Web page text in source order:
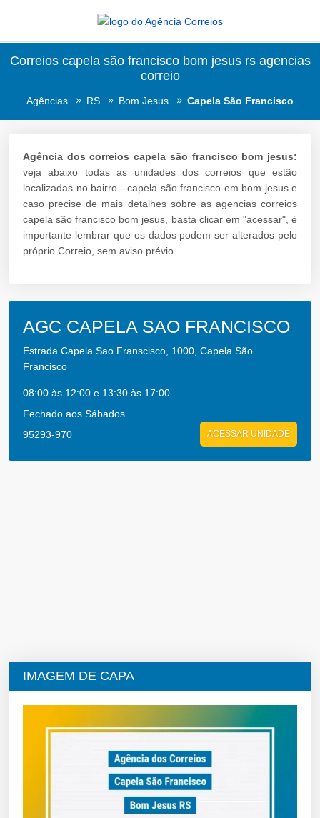
Correios capela são francisco bom jesus rs agencias
correio
Agências RS Bom Jesus Capela São Francisco
Agência dos correios capela são francisco bom jesus:
veja abaixo todas as unidades dos correios que estão
localizadas no bairro - capela são francisco em bom jesus e
caso precise de mais detalhes sobre as agencias correios
capela são francisco bom jesus, basta clicar em "acessar", é
importante lembrar que os dados podem ser alterados pelo
próprio Correio, sem aviso prévio.
AGC CAPELA SAO FRANCISCO
Estrada Capela Sao Franscisco, 1000, Capela São
Francisco
08:00 às 12:00 e 13:30 às 17:00
Fechado aos Sábados
95293-970
ACESSAR UNIDADE
IMAGEM DE CAPA